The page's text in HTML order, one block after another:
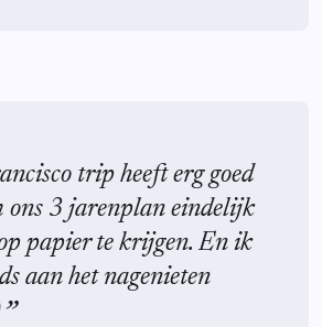
trip heeft erg goed
ons 3 jarenplan eindelijk
papier te krijgen. En ik
aan het nagenieten